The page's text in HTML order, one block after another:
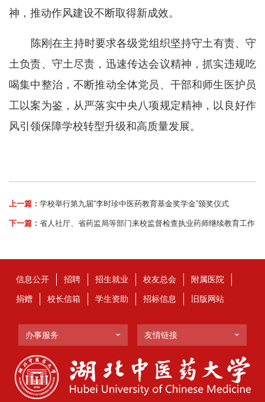
神，推动作风建设不断取得新成效。
陈刚在主持时要求各级党组织坚持守土有责、守
土负责、守土尽责，迅速传达会议精神，抓实违规吃
喝集中整治，不断推动全体党员、干部和师生医护员
工以案为鉴，从严落实中央八项规定精神，以良好作
风引领保障学校转型升级和高质量发展。
上一篇： 学校举行第九届“李时珍中医药教育基金奖学金”颁奖仪式
下一篇： 省人社厅、省药监局等部门来校监督检查执业药师继续教育工作
信息公开 招聘 招生就业 校友总会 附属医院
捐赠 校长信箱 学生资助 招标信息 旧版网站
办事服务 友情链接